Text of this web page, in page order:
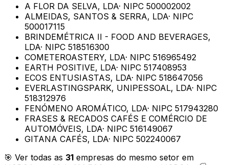
A FLOR DA SELVA, LDA· NIPC 500002002
ALMEIDAS, SANTOS & SERRA, LDA· NIPC
500017115
BRINDEMÉTRICA II - FOOD AND BEVERAGES,
LDA· NIPC 518516300
COMETEROASTERY, LDA· NIPC 516965492
EARTH POSITIVE, LDA· NIPC 517408953
ECOS ENTUSIASTAS, LDA· NIPC 518647056
EVERLASTINGSPARK, UNIPESSOAL, LDA· NIPC
518312976
FENÓMENO AROMÁTICO, LDA· NIPC 517943280
FRASES & RECADOS CAFÉS E COMÉRCIO DE
AUTOMÓVEIS, LDA· NIPC 516149067
GITANA CAFÉS, LDA· NIPC 502240067
🎯 Ver todas as 31 empresas do mesmo setor em